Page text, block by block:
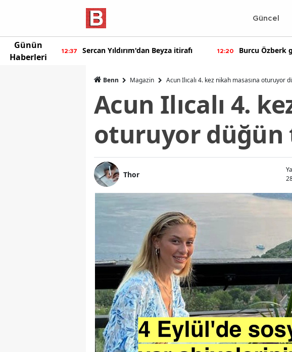
Güncel
Günün
Haberleri
yeni 12:37 Sercan Yıldırım'dan Beyza itirafı 12:20 Burcu Özberk
Benn Magazin Acun Ilıcalı 4. kez nikah masasına oturuyor
Acun Ilıcalı 4.
oturuyor
Thor